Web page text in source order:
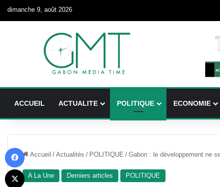
dimanche 9, août 2026
ACCUEIL ACTUALITE POLITIQUE ECONOMIE
Accueil / Actualités / POLITIQUE / Gabon : le développement ne
A La Une Derniers articles POLITIQUE
X